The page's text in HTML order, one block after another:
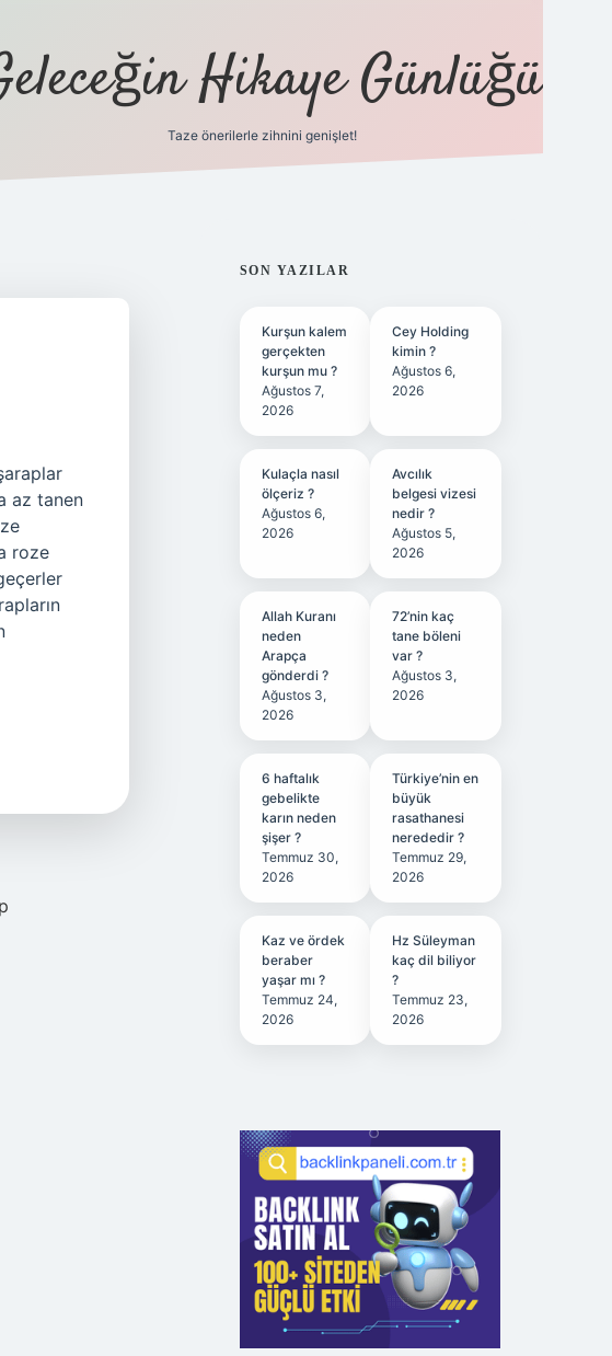
Hikaye Günlüğü
Taze önerilerle zihnini genişlet!
az tanen
roze
SIDEBAR
SON YAZILAR
Kurşun kalem
gerçekten
kurşun mu ?
Ağustos 7,
2026
Cey Holding
kimin ?
Ağustos 6,
2026
Kulaçla nasıl
ölçeriz ?
Ağustos 6,
2026
Avcılık
belgesi vizesi
nedir ?
Ağustos 5,
2026
Allah Kuranı
neden
Arapça
gönderdi ?
Ağustos 3,
2026
72’nin kaç
tane böleni
var ?
Ağustos 3,
2026
6 haftalık
gebelikte
karın neden
şişer ?
Temmuz 30,
2026
Türkiye’nin en
büyük
rasathanesi
nerededir ?
Temmuz 29,
2026
Kaz ve ördek
beraber
yaşar mı ?
Temmuz 24,
2026
Hz Süleyman
kaç dil biliyor
?
Temmuz 23,
2026